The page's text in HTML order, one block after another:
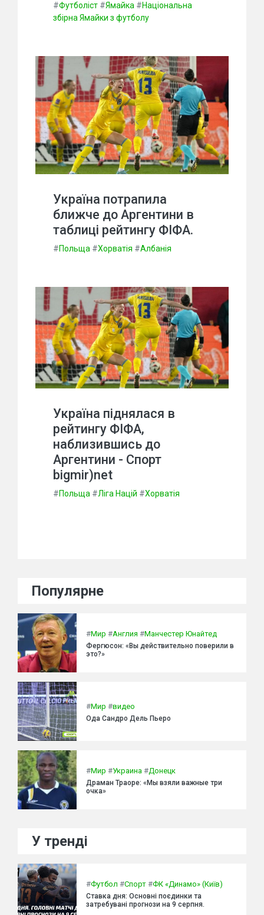
#Футболіст #Ямайка #Національна
збірна Ямайки з футболу
Україна потрапила
ближче до Аргентини в
таблиці рейтингу ФІФА.
#Польща #Хорватія #Албанія
Україна піднялася в
рейтингу ФІФА,
наблизившись до
Аргентини - Спорт
bigmir)net
#Польща #Ліга Націй #Хорватія
Популярне
#Мир #Англия #Манчестер Юнайтед
Фергюсон: «Вы действительно поверили в
это?»
#Мир #видео
Ода Сандро Дель Пьеро
#Мир #Украина #Донецк
Драман Траоре: «Мы взяли важные три
очка»
У тренді
#Футбол #Спорт #ФК «Динамо» (Київ)
Ставка дня: Основні поєдинки та
затребувані прогнози на 9 серпня.